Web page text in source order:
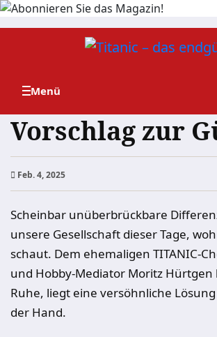
Zum
Vorschlag zur
Feb. 4, 2025
Scheinbar unüberbrückbare
unsere Gesellschaft dieser Tage,
schaut. Dem ehemaligen TITANIC-
und Hobby-Mediator Moritz Hürtgen
Ruhe, liegt eine versöhnliche
der Hand.